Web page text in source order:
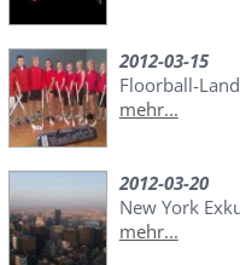
2012-03-15
Floorball-
mehr...
2012-03-20
New York
mehr...